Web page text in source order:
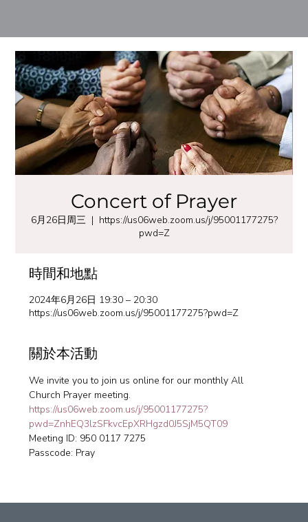
Concert of Prayer
6月26日周三
  |
https://us06web.zoom.us/j/95001177275?
pwd=Z
時間和地點
2024年6月26日 19:30 – 20:30
https://us06web.zoom.us/j/95001177275?pwd=Z
關於本活動
We invite you to join us online for our monthly All
Church Prayer meeting.
https://us06web.zoom.us/j/95001177275?
pwd=ZnhEQ3lzSFkvcEpXRHgzd0J5SjM5QT09
Meeting ID: 950 0117 7275
Passcode: Pray